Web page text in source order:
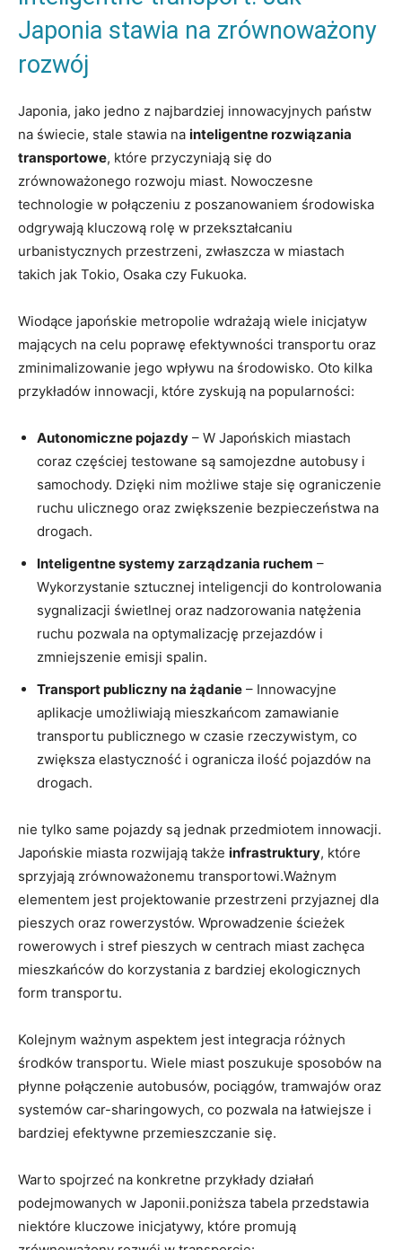
Japonia stawia na zrównoważony
rozwój
Japonia, jako jedno z najbardziej innowacyjnych państw
na świecie, stale stawia na inteligentne rozwiązania
transportowe, które przyczyniają się do
zrównoważonego rozwoju miast. Nowoczesne
technologie w połączeniu z poszanowaniem środowiska
odgrywają kluczową rolę w przekształcaniu
urbanistycznych przestrzeni, zwłaszcza w miastach
takich jak Tokio, Osaka czy Fukuoka.
Wiodące japońskie metropolie wdrażają wiele inicjatyw
mających na celu poprawę efektywności transportu oraz
zminimalizowanie jego wpływu na środowisko. Oto kilka
przykładów innowacji, które zyskują na popularności:
Autonomiczne pojazdy – W Japońskich miastach
coraz częściej testowane są samojezdne autobusy i
samochody. Dzięki nim możliwe staje się ograniczenie
ruchu ulicznego oraz zwiększenie bezpieczeństwa na
drogach.
Inteligentne systemy zarządzania ruchem –
Wykorzystanie sztucznej inteligencji do kontrolowania
sygnalizacji świetlnej oraz nadzorowania natężenia
ruchu pozwala na optymalizację przejazdów i
zmniejszenie emisji spalin.
Transport publiczny na żądanie – Innowacyjne
aplikacje umożliwiają mieszkańcom zamawianie
transportu publicznego w czasie rzeczywistym, co
zwiększa elastyczność i ogranicza ilość pojazdów na
drogach.
nie tylko same pojazdy są jednak przedmiotem innowacji.
Japońskie miasta rozwijają także infrastruktury, które
sprzyjają zrównoważonemu transportowi.Ważnym
elementem jest projektowanie przestrzeni przyjaznej dla
pieszych oraz rowerzystów. Wprowadzenie ścieżek
rowerowych i stref pieszych w centrach miast zachęca
mieszkańców do korzystania z bardziej ekologicznych
form transportu.
Kolejnym ważnym aspektem jest integracja różnych
środków transportu. Wiele miast poszukuje sposobów na
płynne połączenie autobusów, pociągów, tramwajów oraz
systemów car-sharingowych, co pozwala na łatwiejsze i
bardziej efektywne przemieszczanie się.
Warto spojrzeć na konkretne przykłady działań
podejmowanych w Japonii.poniższa tabela przedstawia
niektóre kluczowe inicjatywy, które promują